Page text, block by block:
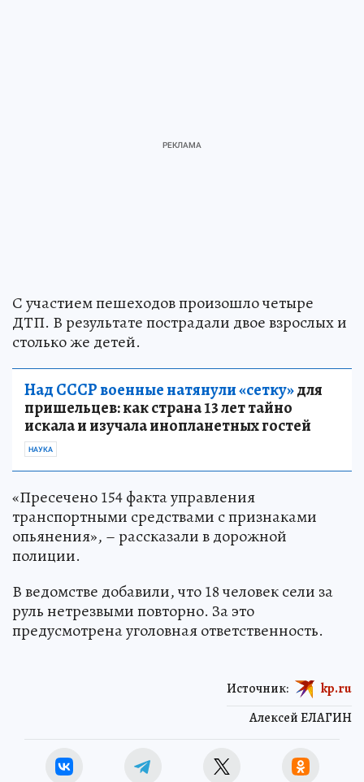
С участием пешеходов произошло четыре
ДТП. В результате пострадали двое взрослых и
столько же детей.
Над СССР военные натянули «сетку»для
пришельцев: как страна 13 лет тайно
искала и изучала инопланетных гостей
НАУКА
«Пресечено 154 факта управления
транспортными средствами с признаками
опьянения», – рассказали в дорожной
полиции.
В ведомстве добавили, что 18 человек сели за
руль нетрезвыми повторно. За это
предусмотрена уголовная ответственность.
Алексей ЕЛАГИН
Источник: kp.ru